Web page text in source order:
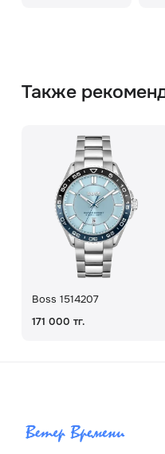
Также
Boss 1514207
171 000 тг.